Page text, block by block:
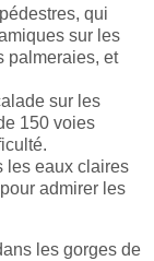
qui
sur les
palmeraies, et
sur les
150 voies
les eaux claires
admirer les
les gorges de